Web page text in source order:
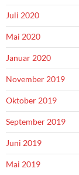
Juli 2020
Mai 2020
Januar 2020
November 2019
Oktober 2019
September 2019
Juni 2019
Mai 2019